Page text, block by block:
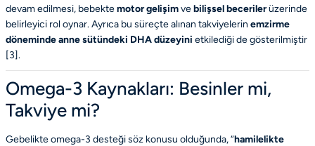
devam edilmesi, bebektemotor gelişimvebilişsel becerilerüzerinde
belirleyici rol oynar. Ayrıca bu süreçte alınan takviyelerin emzirme
döneminde anne sütündeki DHA düzeyini etkilediği de gösterilmiştir
[3].
Omega-3 Kaynakları: Besinler mi,
Takviye mi?
Gebelikte omega-3 desteği söz konusu olduğunda, “hamilelikte